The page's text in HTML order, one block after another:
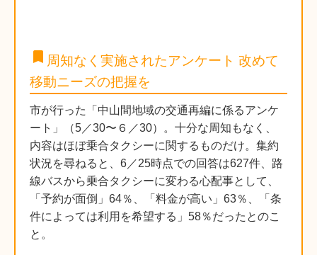
bookmark 周知なく実施されたアンケート 改めて
移動ニーズの把握を
市が行った「中山間地域の交通再編に係るアンケ
ート」（5／30〜６／30）。十分な周知もなく、
内容はほぼ乗合タクシーに関するものだけ。集約
状況を尋ねると、6／25時点での回答は627件、路
線バスから乗合タクシーに変わる心配事として、
「予約が面倒」64％、「料金が高い」63％、「条
件によっては利用を希望する」58％だったとのこ
と。